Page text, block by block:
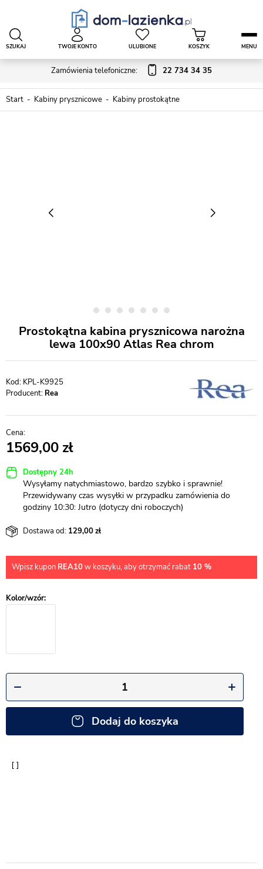
Zamówienia telefoniczne: 22 734 34 35
SZUKAJ TWOJE KONTO ULUBIONE KOSZYK MENU
Start Kabiny prysznicowe Kabiny prostokątne
Prostokątna kabina prysznicowa narożna
lewa 100x90 Atlas Rea chrom
KPL-K9925
Producent: Rea
1569,00
Dostępny 24h
Wysyłamy natychmiastowo, bardzo szybko i sprawnie!
Przewidywany czas wysyłki w przypadku zamówienia do
godziny 10:30: Jutro (dotyczy dni roboczych)
Dostawa od: 129,00
Wpisz kupon REA10w koszyku, aby otrzymać rabat 10 %
Dodaj do koszyka